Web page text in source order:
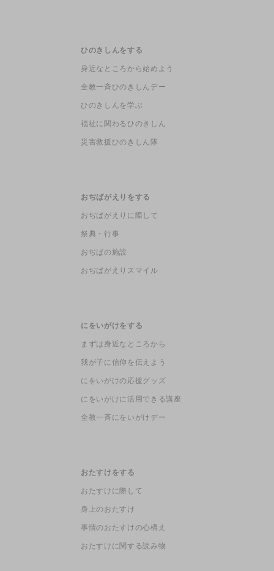
ひのきしんをする
身近なところから始めよう
全教一斉ひのきしんデー
ひのきしんを学ぶ
福祉に関わるひのきしん
災害救援ひのきしん隊
おぢばがえりをする
おぢばがえりに際して
祭典・行事
おぢばの施設
おぢばがえりスマイル
にをいがけをする
まずは身近なところから
我が子に信仰を伝えよう
にをいがけの応援グッズ
にをいがけに活用できる講座
全教一斉にをいがけデー
おたすけをする
おたすけに際して
身上のおたすけ
事情のおたすけの心構え
おたすけに関する読み物